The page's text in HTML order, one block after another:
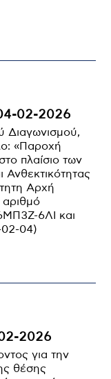
02-2026
Διαγωνισμού,
«Παροχή
πλαίσιο των
Αρχή
6ΛΙ και
04)
2026
για την
θέσης